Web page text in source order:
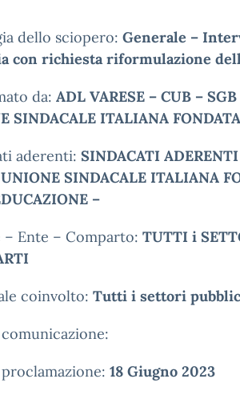
dello sciopero: Generale –
con richiesta riformulazione
da: ADL VARESE – CUB –
SINDACALE ITALIANA
aderenti: SINDACATI
SINDACALE ITALIANA
–
– Ente – Comparto: TUTTI i
coinvolto: Tutti i settori
18 Giugno 2023